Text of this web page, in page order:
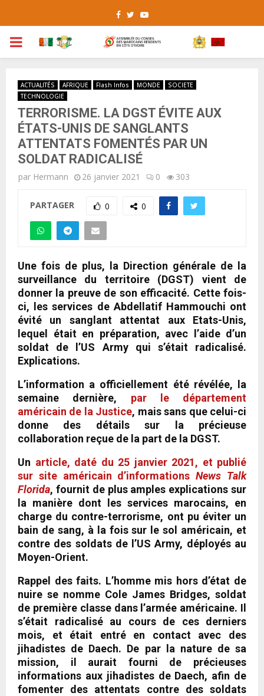
Facebook
TwitterYoutube
PRIMARY
ACTUALITÉS AFRIQUE Flash Infos MONDE
SOCIETE
TECHNOLOGIE
TERRORISME. LA DGST ÉVITE AUX
ÉTATS-UNIS DE SANGLANTS
ATTENTATS FOMENTÉS PAR UN
SOLDAT RADICALISÉ
par Hermann 26 janvier 2021 0 303
PARTAGER 0 0
Une fois de plus, la Direction générale de la
surveillance du territoire (DGST) vient de
donner la preuve de son efficacité. Cette fois-
ci, les services de Abdellatif Hammouchi ont
évité un sanglant attentat aux Etats-Unis,
lequel était en préparation, avec l’aide d’un
soldat de l’US Army qui s’était radicalisé.
Explications.
L’information a officiellement été révélée, la
semaine dernière, par le département
américain de la Justice, mais sans que celui-ci
donne des détails sur la précieuse
collaboration reçue de la part de la DGST.
Un article, daté du 25 janvier 2021, et publié
sur site américain d’informationsNews Talk
Florida, fournit de plus amples explications sur
la manière dont les services marocains, en
charge du contre-terrorisme, ont pu éviter un
bain de sang, à la fois sur le sol américain, et
contre des soldats de l’US Army, déployés au
Moyen-Orient.
Rappel des faits. L’homme mis hors d’état de
nuire se nomme Cole James Bridges, soldat
de première classe dans l’armée américaine. Il
s’était radicalisé au cours de ces derniers
mois, et était entré en contact avec des
jihadistes de Daech. De par la nature de sa
mission, il aurait fourni de précieuses
informations aux jihadistes de Daech, afin de
fomenter des attentats contre des soldats